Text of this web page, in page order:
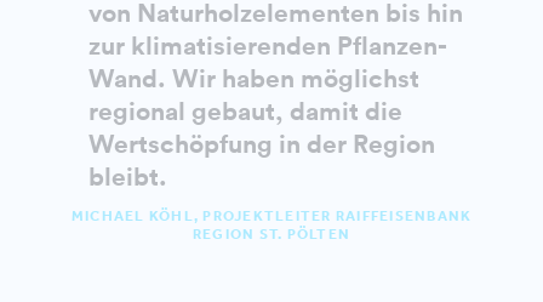
von Naturholzelementen bis hin
zur klimatisierenden Pflanzen-
Wand. Wir haben möglichst
regional gebaut, damit die
Wertschöpfung in der Region
bleibt.
MICHAEL KÖHL, PROJEKTLEITER RAIFFEISENBANK
REGION ST. PÖLTEN